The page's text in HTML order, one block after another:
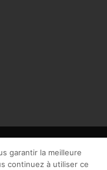
| Site web réalisé par
garantir la meilleure
continuez à utiliser ce